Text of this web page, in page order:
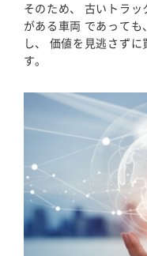
そのため、 古いトラ
がある車両 であって
し、 価値を見逃さず
す。